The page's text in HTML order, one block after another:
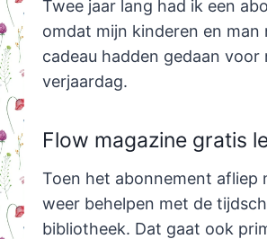
Twee jaar lang had ik een
omdat mijn kinderen en man
cadeau hadden gedaan voor
verjaardag.
Flow magazine gratis
Toen het abonnement afliep
weer behelpen met de
bibliotheek. Dat gaat ook